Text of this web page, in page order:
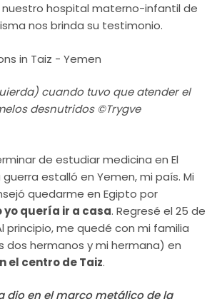
hospital materno-infantil de
nos brinda su testimonio.
cuando tuvo que atender el
desnutridos ©Trygve
de estudiar medicina en El
estalló en Yemen, mi país. Mi
quedarme en Egipto por
yo quería ir a casa. Regresé el 25 de
principio, me quedé con mi familia
dos hermanos y mi hermana) en
el centro de Taiz.
dio en el marco metálico de la